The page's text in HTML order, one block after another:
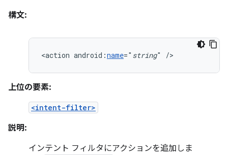
構文:
<action android:name=" string" />
上位の要素:
<intent-filter>
説明:
インテント フィルタにアクションを追加しま